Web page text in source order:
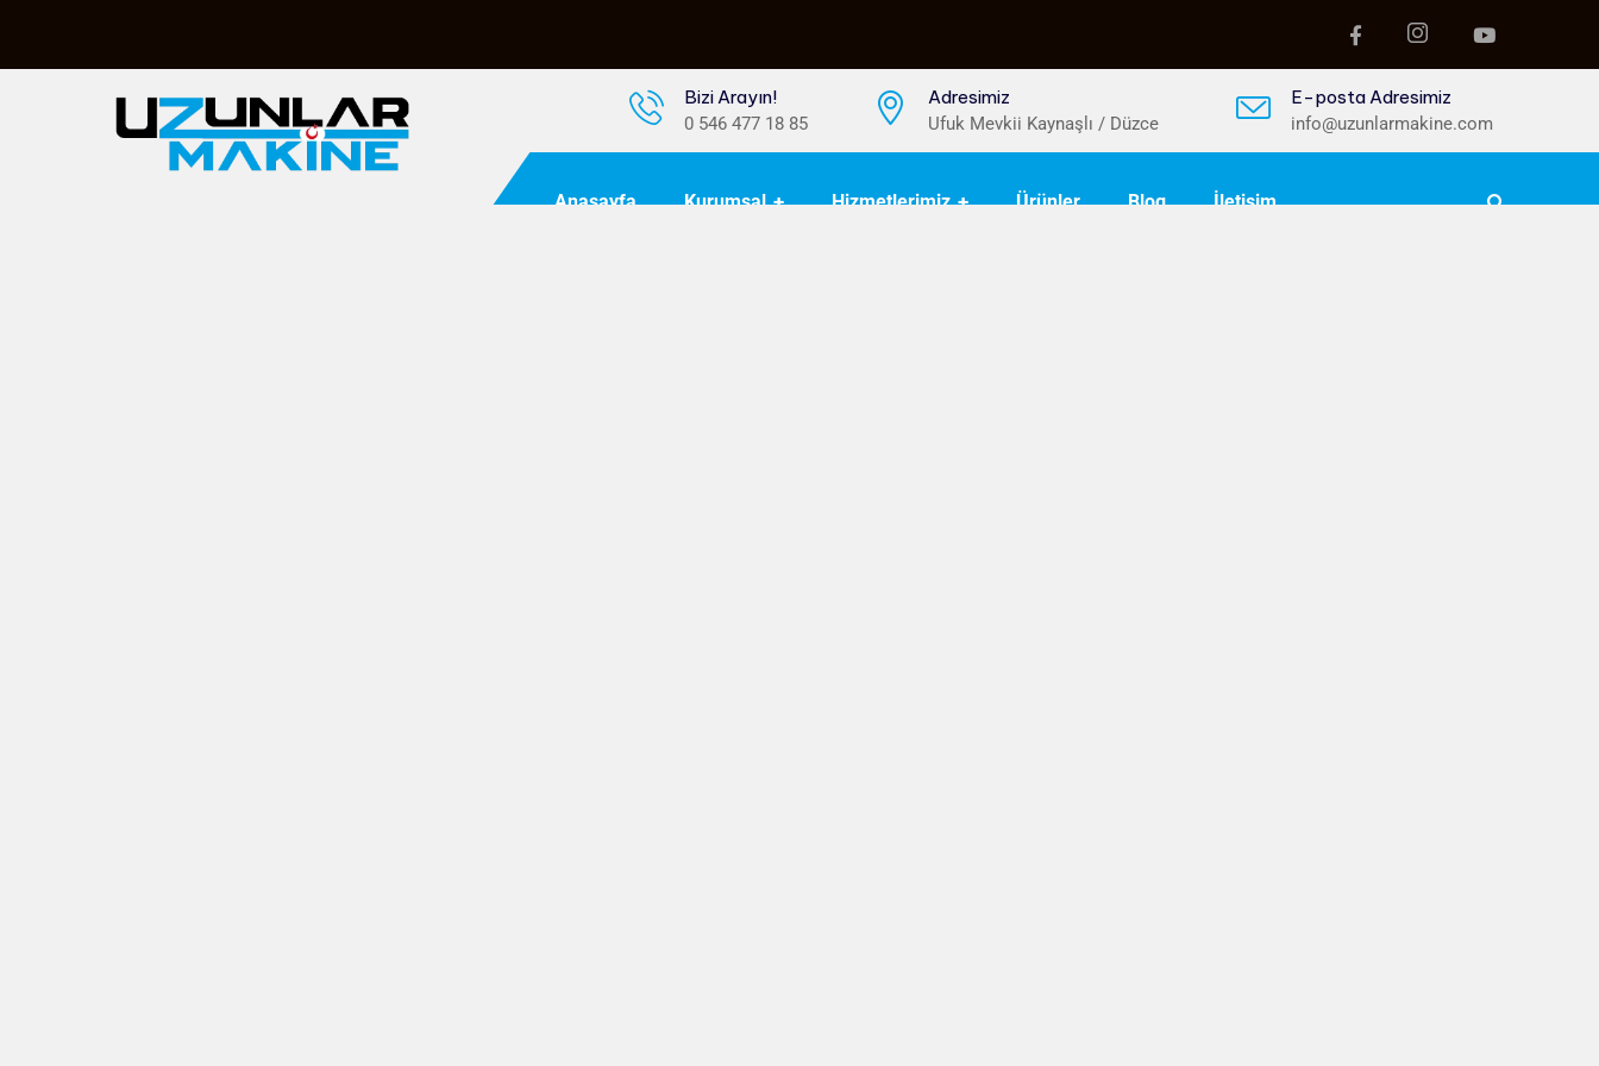
Bizi Arayın!
0 546 477 18 85
Adresimiz
Ufuk Mevkii Kaynaşlı / Düzce
E-posta Adresimiz
info@uzunlarmakine.com
Anasayfa Kurumsal Hizmetlerimiz Ürünler Blog İletişim